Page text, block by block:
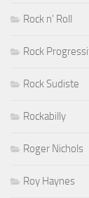
Rock n' Roll
Rock
Rock Sudiste
Rockabilly
Roger Nichols
Roy Haynes